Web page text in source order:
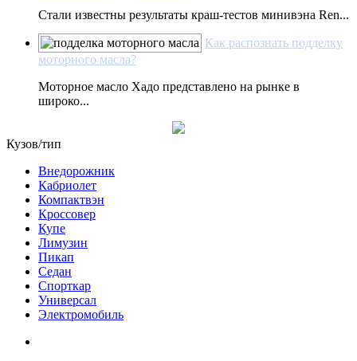
Стали известны результаты краш-тестов минивэна Ren...
Как распознать подделку
моторного масла?
Моторное масло Хадо представлено на рынке в
широко...
Кузов/тип
Внедорожник
Кабриолет
Компактвэн
Кроссовер
Купе
Лимузин
Пикап
Седан
Спорткар
Универсал
Электромобиль